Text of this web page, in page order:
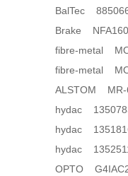
BalTec
Brake
fibre-metal
fibre-metal
ALSTOM MR-
hydac
hydac
hydac
OPTO